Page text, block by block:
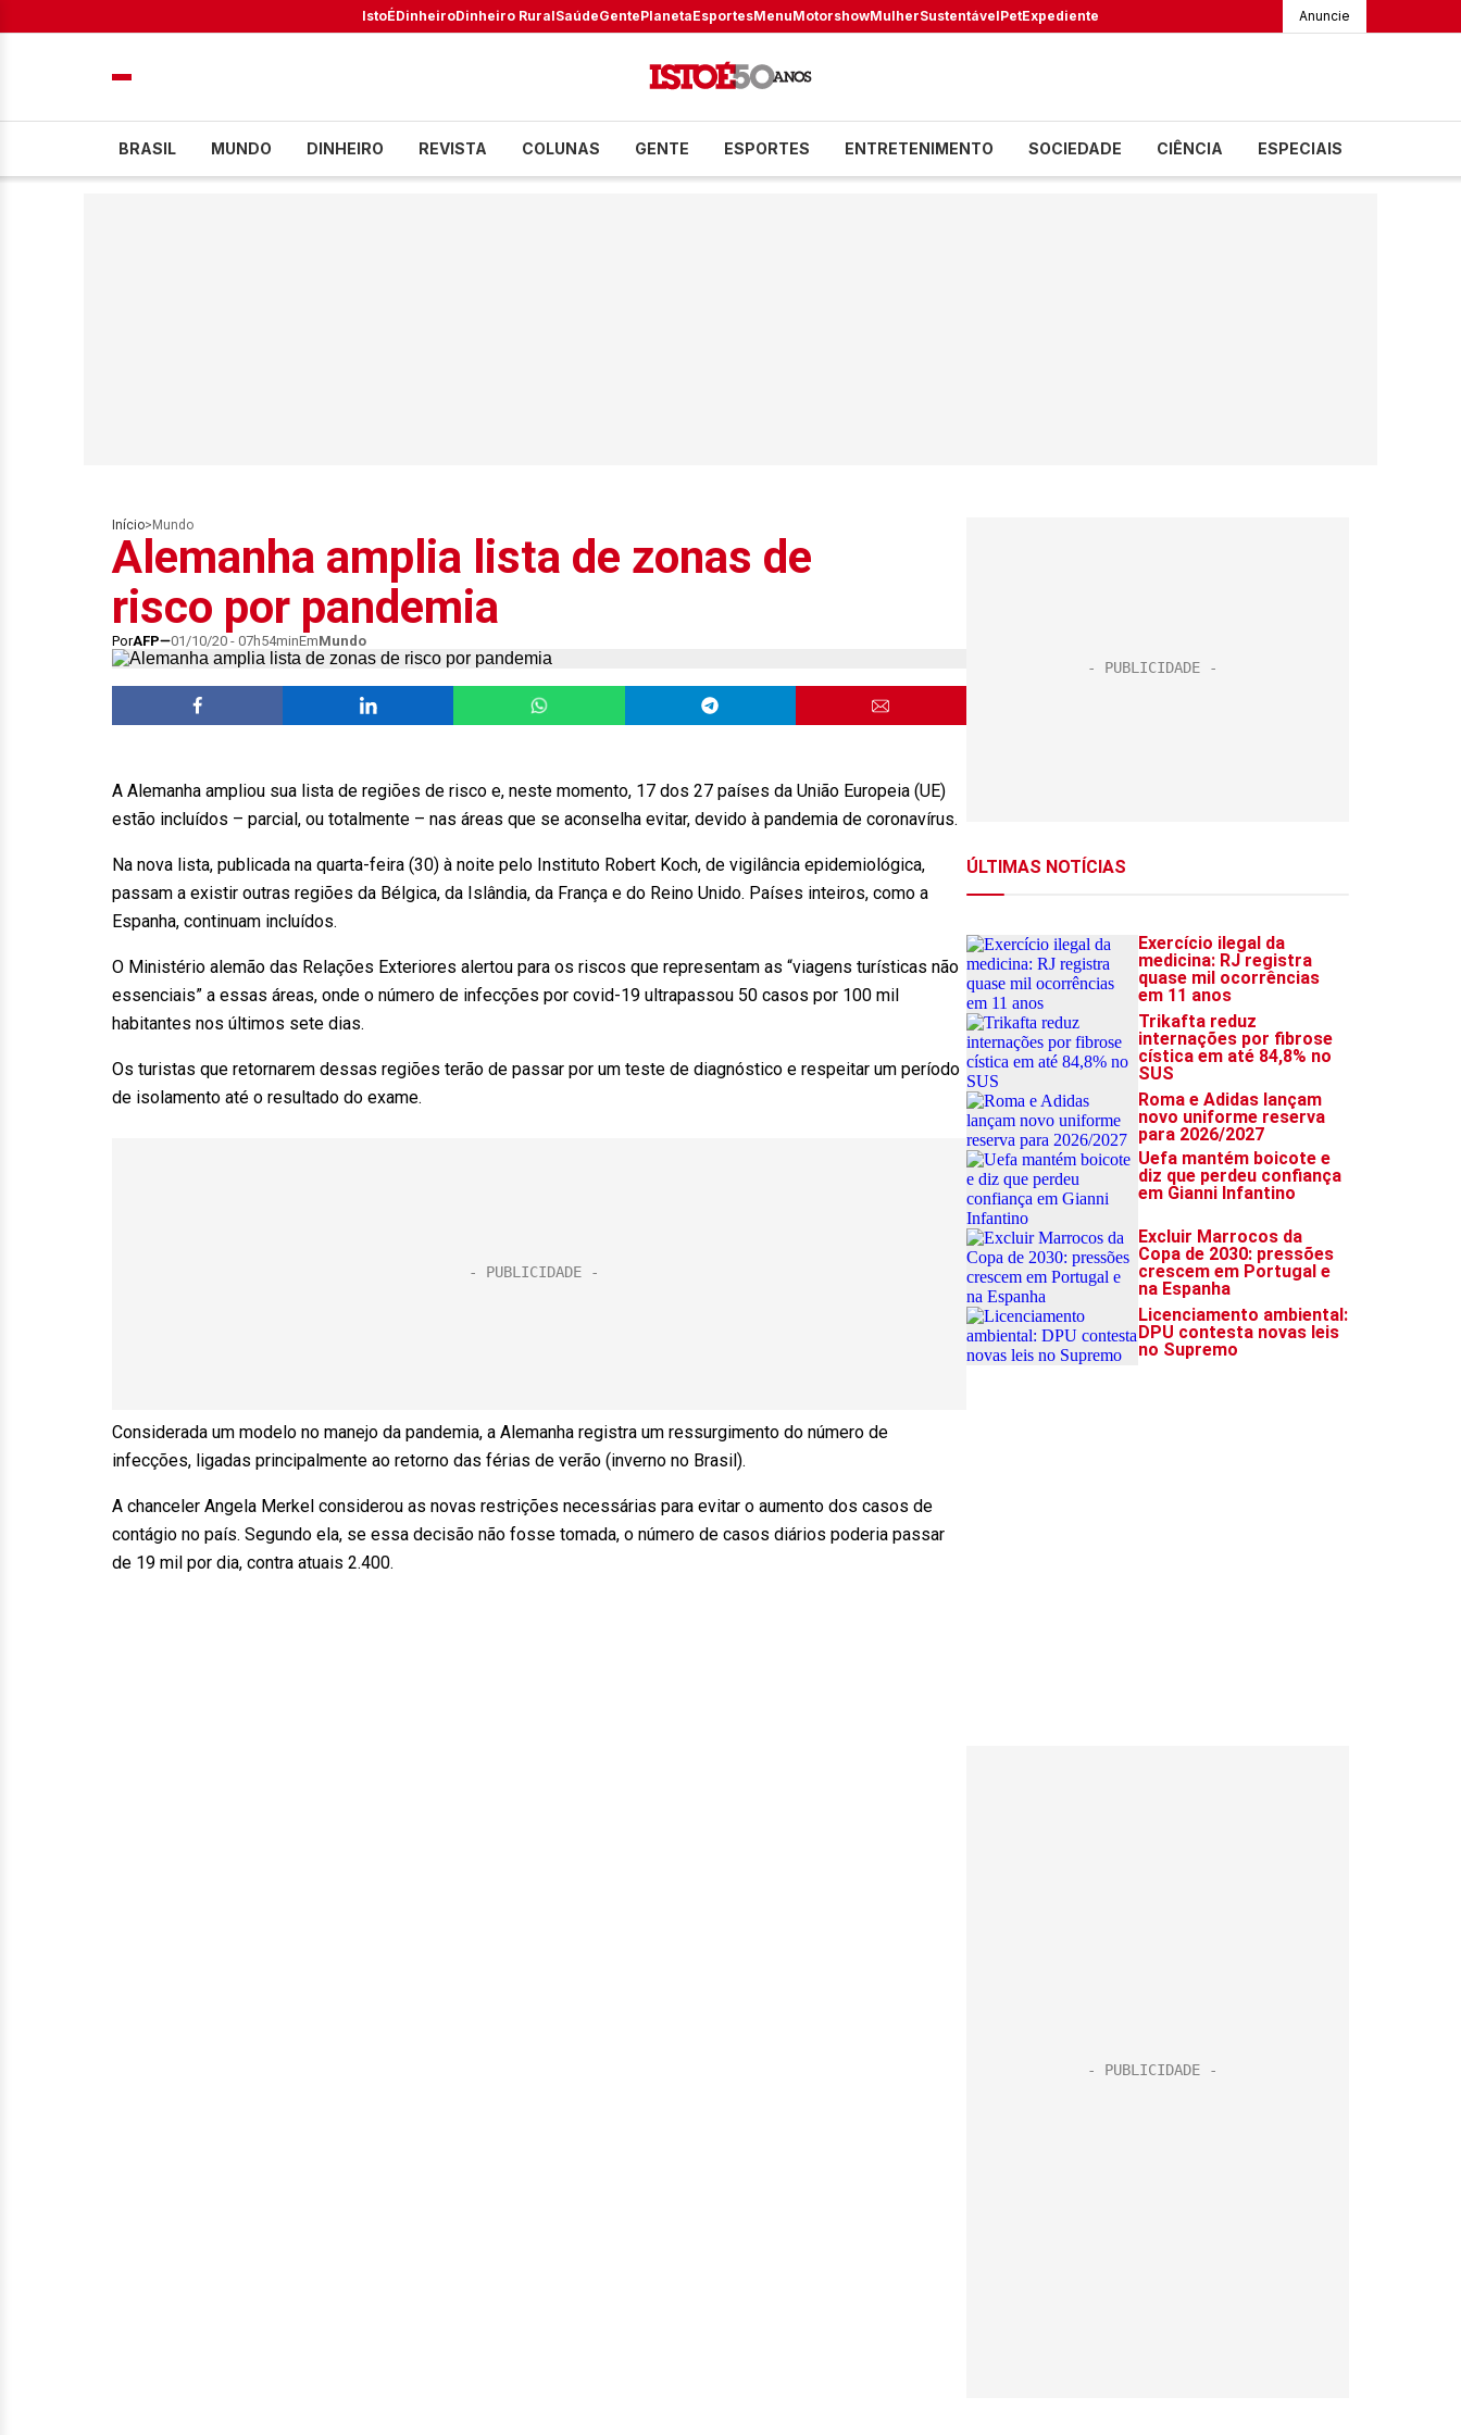
IstoÉDinheiroDinheiro RuralSaúdeGentePlanetaEsportesMenuMotorshowMulherSustentávelPetExpediente Anuncie
BRASIL MUNDO DINHEIRO REVISTA COLUNAS GENTE ESPORTES ENTRETENIMENTO SOCIEDADE CIÊNCIA ESPECIAIS
Início> Mundo
Alemanha amplia lista de zonas de
risco por pandemia
PorAFP 01/10/20 - 07h54minEmMundo
A Alemanha ampliou sua lista de regiões de risco e, neste momento, 17 dos 27 países da União Europeia (UE)
estão incluídos – parcial, ou totalmente – nas áreas que se aconselha evitar, devido à pandemia de coronavírus.
Na nova lista, publicada na quarta-feira (30) à noite pelo Instituto Robert Koch, de vigilância epidemiológica,
passam a existir outras regiões da Bélgica, da Islândia, da França e do Reino Unido. Países inteiros, como a
Espanha, continuam incluídos.
O Ministério alemão das Relações Exteriores alertou para os riscos que representam as “viagens turísticas não
essenciais” a essas áreas, onde o número de infecções por covid-19 ultrapassou 50 casos por 100 mil
habitantes nos últimos sete dias.
Os turistas que retornarem dessas regiões terão de passar por um teste de diagnóstico e respeitar um período
de isolamento até o resultado do exame.
Considerada um modelo no manejo da pandemia, a Alemanha registra um ressurgimento do número de
infecções, ligadas principalmente ao retorno das férias de verão (inverno no Brasil).
A chanceler Angela Merkel considerou as novas restrições necessárias para evitar o aumento dos casos de
contágio no país. Segundo ela, se essa decisão não fosse tomada, o número de casos diários poderia passar
de 19 mil por dia, contra atuais 2.400.